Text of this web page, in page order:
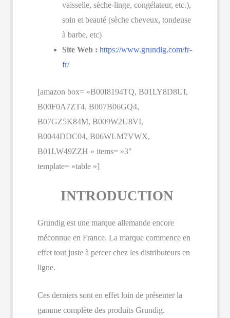
vaisselle, sèche-linge, congélateur, etc.),
soin et beauté (sèche cheveux, tondeuse
à barbe, etc)
Site Web : https://www.grundig.com/fr-
fr/
[amazon box= »B00I8194TQ, B01LY8D8UI,
B00F0A7ZT4, B007B06GQ4,
B07GZ5K84M, B009W2U8VI,
B0044DDC04, B06WLM7VWX,
B01LW49ZZH » items= »3″
template= »table »]
INTRODUCTION
Grundig est une marque allemande encore
méconnue en France. La marque commence en
effet tout juste à percer chez les distributeurs en
ligne.
Ces derniers sont en effet loin de présenter la
gamme complète des produits Grundig.